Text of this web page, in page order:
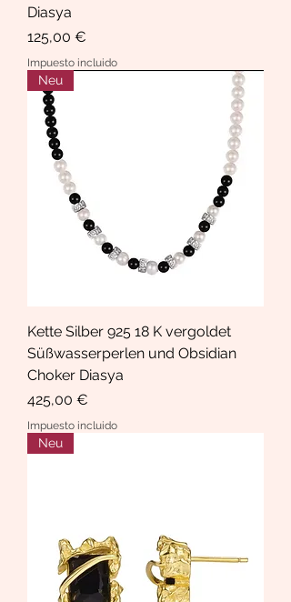
Diasya
Precio
125,00 €
Impuesto incluido
Neu
Kette Silber 925 18 K vergoldet
Süßwasserperlen und Obsidian
Choker Diasya
Precio
425,00 €
Impuesto incluido
Neu